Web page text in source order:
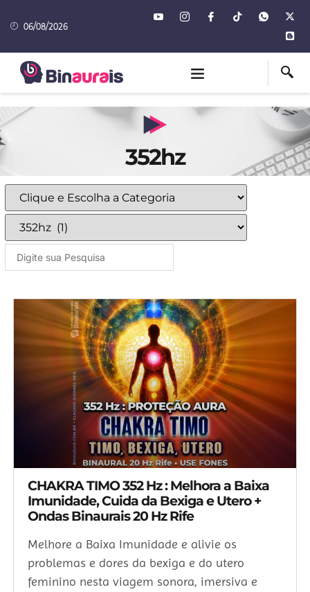
06/08/2026
352hz
CHAKRA TIMO 352 Hz : Melhora a Baixa
Imunidade, Cuida da Bexiga e Utero +
Ondas Binaurais 20 Hz Rife
Melhore a Baixa Imunidade e alivie os
problemas e dores da bexiga e do utero
feminino nesta viagem sonora, imersiva e